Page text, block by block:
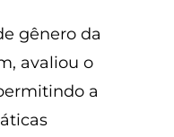
gênero da
avaliou o
a